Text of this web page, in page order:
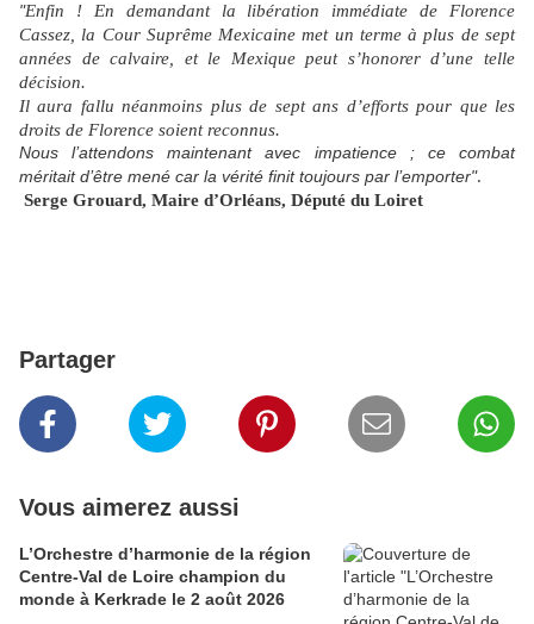
"Enfin ! En demandant la libération immédiate de Florence
Cassez, la Cour Suprême Mexicaine met un terme à plus de sept
années de calvaire, et le Mexique peut s’honorer d’une telle
décision.
Il aura fallu néanmoins plus de sept ans d’efforts pour que les
droits de Florence soient reconnus.
Nous l’attendons maintenant avec impatience ; ce combat
méritait d’être mené car la vérité finit toujours par l’emporter".
Serge Grouard, Maire d’Orléans, Député du Loiret
Partager
Vous aimerez aussi
L’Orchestre d’harmonie de la région
Centre-Val de Loire champion du
monde à Kerkrade le 2 août 2026